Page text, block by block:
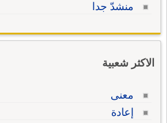
منشدّ جدا
الاكثر شعبية
معنى
إعادة